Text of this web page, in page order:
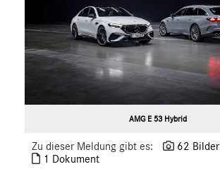
AMG E 53 Hybrid
Zu dieser Meldung gibt es:
62 Bilder
1 Dokument